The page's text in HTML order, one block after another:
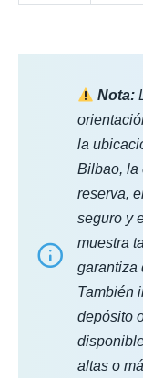
Nota:
la
Bilbao, la
reserva,
seguro y
muestra
garantiza
También
depósito
altas o